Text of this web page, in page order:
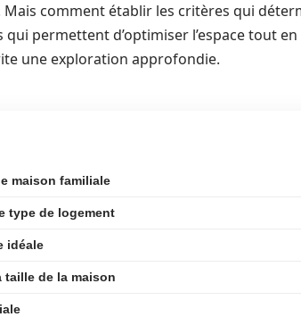
comment établir les critères qui
permettent d’optimiser l’espace tout
une exploration approfondie.
maison familiale
type de logement
idéale
taille de la maison